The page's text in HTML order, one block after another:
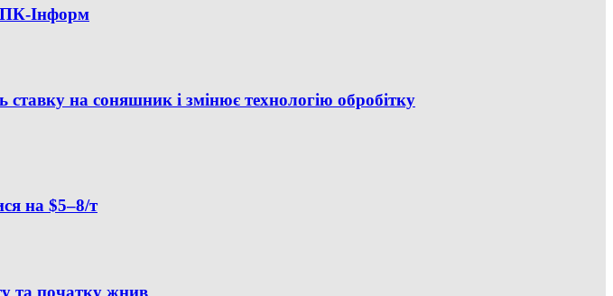
Інформ
на соняшник і змінює технологію обробітку
на $5–8/т
та початку жнив